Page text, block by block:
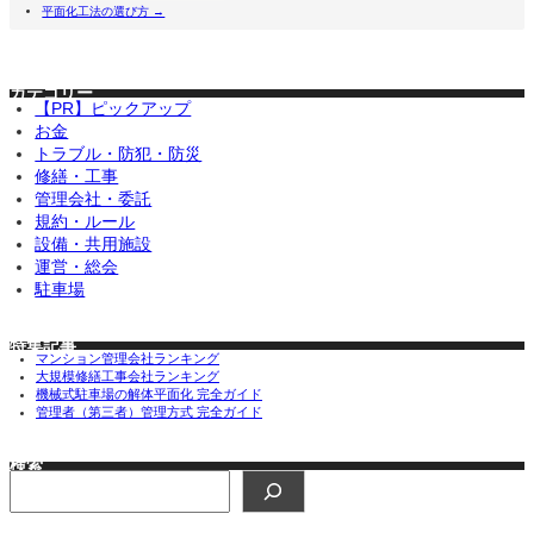
平面化工法の選び方 →
カテゴリー
【PR】ピックアップ
お金
トラブル・防犯・防災
修繕・工事
管理会社・委託
規約・ルール
設備・共用施設
運営・総会
駐車場
特集記事
マンション管理会社ランキング
大規模修繕工事会社ランキング
機械式駐車場の解体平面化 完全ガイド
管理者（第三者）管理方式 完全ガイド
検索